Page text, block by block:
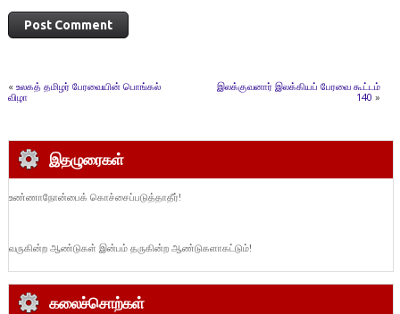
« உலகத் தமிழர் பேரவையின் பொங்கல்
விழா
இலக்குவனார் இலக்கியப் பேரவை கூட்டம்
140 »
இதழுரைகள்
உண்ணாநோன்பைக் கொச்சைப்படுத்தாதீர்!
வருகின்ற ஆண்டுகள் இன்பம் தருகின்ற ஆண்டுகளாகட்டும்!
கலைச்சொற்கள்